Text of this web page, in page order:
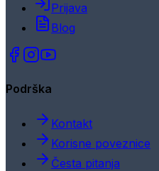
Prijava
Blog
Podrška
Kontakt
Korisne poveznice
Česta pitanja